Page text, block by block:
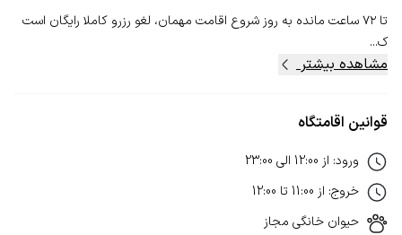
تا ۷۲ ساعت مانده به روز شروع اقامت مهمان، لغو رزرو کاملا رایگان است
ک...
مشاهده بیشتر
قوانین اقامتگاه
ورود: از 12:00 الی 23:00
خروج: از 11:00 تا 12:00
حیوان خانگی مجاز